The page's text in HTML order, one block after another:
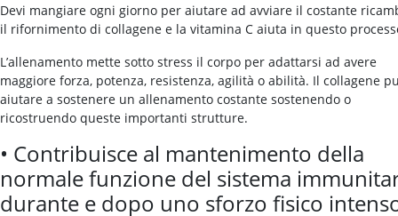
Devi mangiare ogni giorno per aiutare ad avviare il costante
il rifornimento di collagene e la vitamina C aiuta in questo
L’allenamento mette sotto stress il corpo per adattarsi ad avere
maggiore forza, potenza, resistenza, agilità o abilità. Il collagene
aiutare a sostenere un allenamento costante sostenendo o
ricostruendo queste importanti strutture.
• Contribuisce al mantenimento della
normale funzione del sistema
durante e dopo uno sforzo fisico